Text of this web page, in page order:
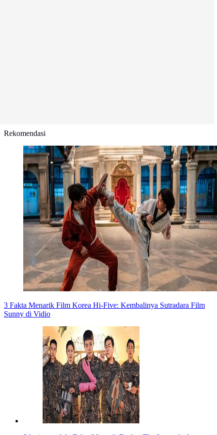
Rekomendasi
3 Fakta Menarik Film Korea Hi-Five: Kembalinya Sutradara Film
Sunny di Vidio